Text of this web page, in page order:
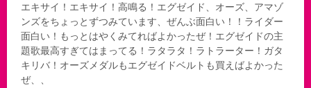
エキサイ！エキサイ！高鳴る！エグゼイド、オーズ、アマゾ
ンズをちょっとずつみています、ぜんぶ面白い！！ライダー
面白い！もっとはやくみてればよかったぜ！エグゼイドの主
題歌最高すぎてはまってる！ラタラタ！ラトラーター！ガタ
キリバ！オーズメダルもエグゼイドベルトも買えばよかった
ぜ、、